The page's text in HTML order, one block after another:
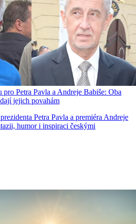
Petra Pavla a Andreje Babiše: Oba
jejich povahám
Petra Pavla a premiéra Andreje
humor i inspiraci českými